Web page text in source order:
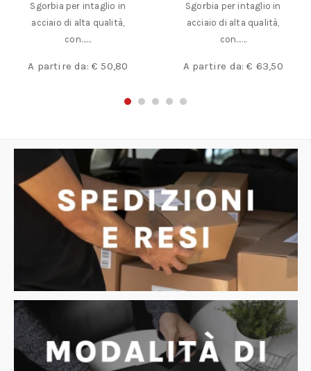
Sgorbia per intaglio in
acciaio di alta qualità,
con……
A partire da: € 50,80
Sgorbia per intaglio in
acciaio di alta qualità,
con……
A partire da:€ 63,50